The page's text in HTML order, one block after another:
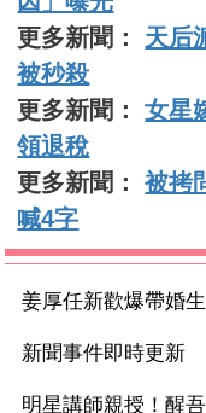
更多新聞： 天后
被秒殺
更多新聞：女星
領退稅
更多新聞：被拷
喊4字
姜厚任新歡爆帶婚
新聞事件即時更新
明星講師親授！醒